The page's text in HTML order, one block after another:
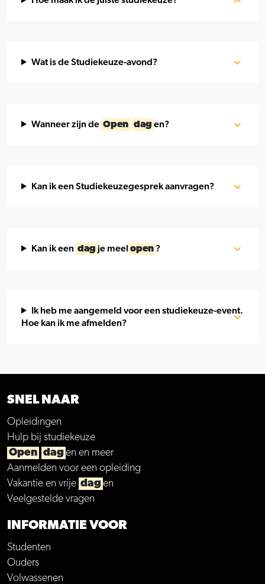
Wat is de Studiekeuze-avond?
Wanneer zijn de Open dag en?
Kan ik een Studiekeuzegesprek aanvragen?
Kan ik een dag je meel open ?
Ik heb me aangemeld voor een studiekeuze-event.
Hoe kan ik me afmelden?
SNEL NAAR
Opleidingen
Hulp bij studiekeuze
Open dagen en meer
Aanmelden voor een opleiding
Vakantie en vrije dagen
Veelgestelde vragen
INFORMATIE VOOR
Studenten
Ouders
Volwassenen